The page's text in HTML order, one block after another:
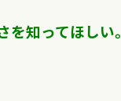
知ってほしい。